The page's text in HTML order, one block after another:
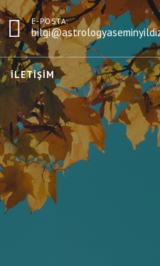
E-POSTA:
İLETIŞIM